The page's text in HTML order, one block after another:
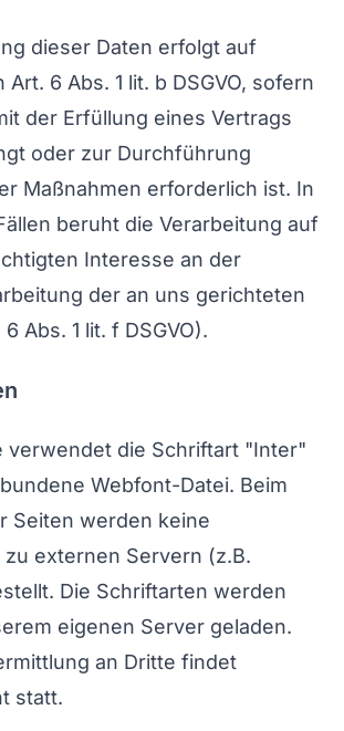
dieser Daten erfolgt auf
Art. 6 Abs. 1 lit. b DSGVO, sofern
der Erfüllung eines Vertrags
oder zur Durchführung
Maßnahmen erforderlich ist. In
beruht die Verarbeitung auf
Interesse an der
der an uns gerichteten
Abs. 1 lit. f DSGVO).
verwendet die Schriftart "Inter"
Webfont-Datei. Beim
Seiten werden keine
externen Servern (z.B.
Die Schriftarten werden
eigenen Server geladen.
an Dritte findet
statt.